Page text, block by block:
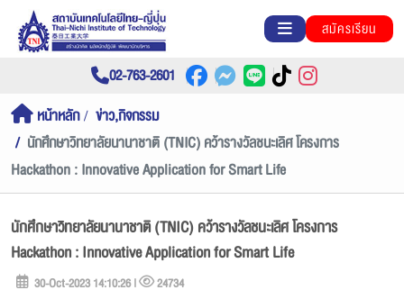
สมัครเรียน
02-763-2601
หน้าหลัก
ข่าว,กิจกรรม
นักศึกษาวิทยาลัยนานาชาติ (TNIC) คว้ารางวัลชนะเลิศ โครงการ
Hackathon : Innovative Application for Smart Life
นักศึกษาวิทยาลัยนานาชาติ (TNIC) คว้ารางวัลชนะเลิศ โครงการ
Hackathon : Innovative Application for Smart Life
30-Oct-2023 14:10:26 | 24734